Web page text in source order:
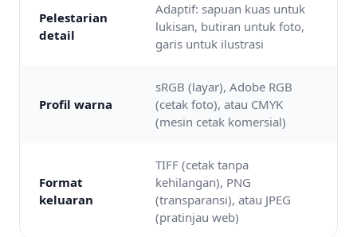
Pelestarian
detail
Adaptif: sapuan kuas untuk
lukisan, butiran untuk foto,
garis untuk ilustrasi
Profil warna
sRGB (layar), Adobe RGB
(cetak foto), atau CMYK
(mesin cetak komersial)
Format
keluaran
TIFF (cetak tanpa
kehilangan), PNG
(transparansi), atau JPEG
(pratinjau web)